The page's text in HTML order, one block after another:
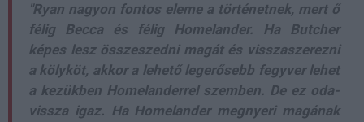
"Ryan nagyon fontos eleme a történetnek, mert ő
félig Becca és félig Homelander. Ha Butcher
képes lesz összeszedni magát és visszaszerezni
a kölyköt, akkor a lehető legerősebb fegyver lehet
a kezükben Homelanderrel szemben. De ez oda-
vissza igaz. Ha Homelander megnyeri magának